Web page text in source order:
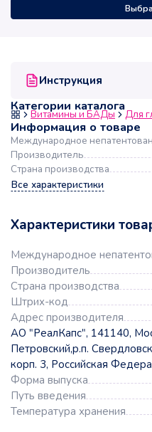
Инструкция
Категории каталога
Витамины и БАДы Для
Информация о товаре
Международное
Производитель
Страна производства
Все характеристики
Характеристики
Международное
Производитель
Страна производства
Штрих-код
Адрес производителя
АО "РеалКапс", 141140,
Петровский,р.п.
корп. 3, Российская
Форма выпуска
Путь введения
Температура хранения